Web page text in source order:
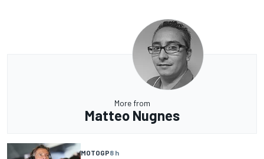
More from
Matteo Nugnes
MOTOGP8 h